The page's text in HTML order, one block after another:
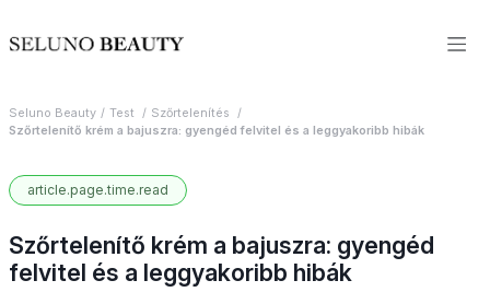
Seluno Beauty Test
Szőrtelenítés
Szőrtelenítő krém a bajuszra: gyengéd felvitel és a leggyakoribb hibák
article.page.time.read
Szőrtelenítő krém a bajuszra: gyengéd
felvitel és a leggyakoribb hibák